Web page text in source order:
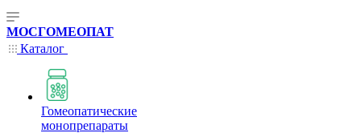
МОСГОМЕОПАТ
Каталог
Гомеопатические
монопрепараты